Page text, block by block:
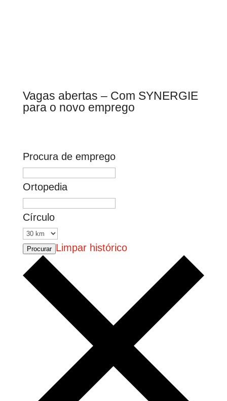
Vagas abertas – Com SYNERGIE
para o novo emprego
Procura de emprego
Ortopedia
Círculo
Procurar Limpar histórico